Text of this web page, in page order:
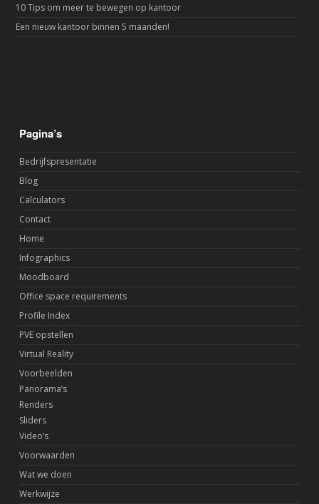
10 Tips om meer te bewegen op kantoor
Een nieuw kantoor binnen 5 maanden!
Pagina’s
Bedrijfspresentatie
Blog
Calculators
Contact
Home
Infographics
Moodboard
Office space requirements
Profile Index
PVE opstellen
Virtual Reality
Voorbeelden
Panorama’s
Renders
Sliders
Video’s
Voorwaarden
Wat we doen
Werkwijze